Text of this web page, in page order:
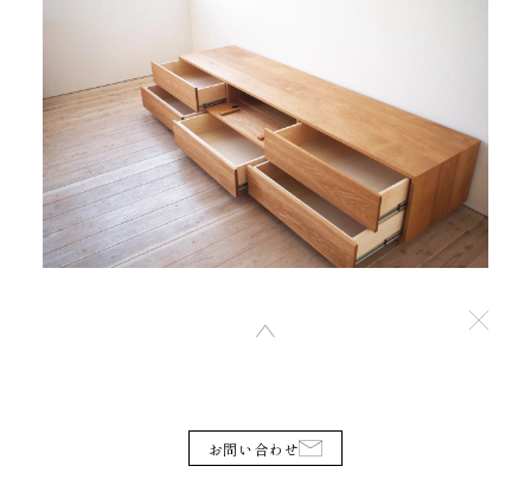
お問い合わせ